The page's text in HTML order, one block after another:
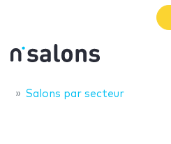
Salons par secteur